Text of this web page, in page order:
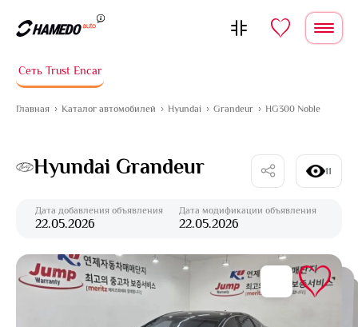
Сеть Trust Encar
Главная Каталог автомобилей Hyundai Grandeur HG300 Noble
Hyundai Grandeur 11
Дата добавления объявления
22.05.2026
Дата модификации объявления
22.05.2026